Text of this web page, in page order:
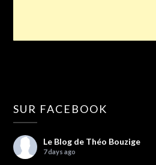
SUR FACEBOOK
Le Blog de Théo Bouzige
7 days ago